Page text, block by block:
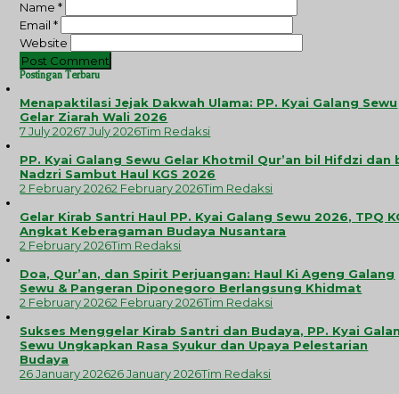
Name*
Email*
Website
Postingan Terbaru
Menapaktilasi Jejak Dakwah Ulama: PP. Kyai Galang Sewu
Gelar Ziarah Wali 2026
7 July 20267 July 2026Tim Redaksi
PP. Kyai Galang Sewu Gelar Khotmil Qur’an bil Hifdzi dan
Nadzri Sambut Haul KGS 2026
2 February 20262 February 2026Tim Redaksi
Gelar Kirab Santri Haul PP. Kyai Galang Sewu 2026, TPQ
Angkat Keberagaman Budaya Nusantara
2 February 2026Tim Redaksi
Doa, Qur’an, dan Spirit Perjuangan: Haul Ki Ageng Galang
Sewu & Pangeran Diponegoro Berlangsung Khidmat
2 February 20262 February 2026Tim Redaksi
Sukses Menggelar Kirab Santri dan Budaya, PP. Kyai
Sewu Ungkapkan Rasa Syukur dan Upaya Pelestarian
Budaya
26 January 202626 January 2026Tim Redaksi